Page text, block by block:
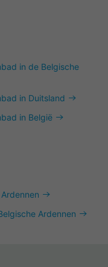
in de Belgische
in Duitsland
in België
Ardennen